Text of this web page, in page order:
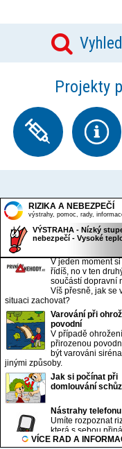
Projekty